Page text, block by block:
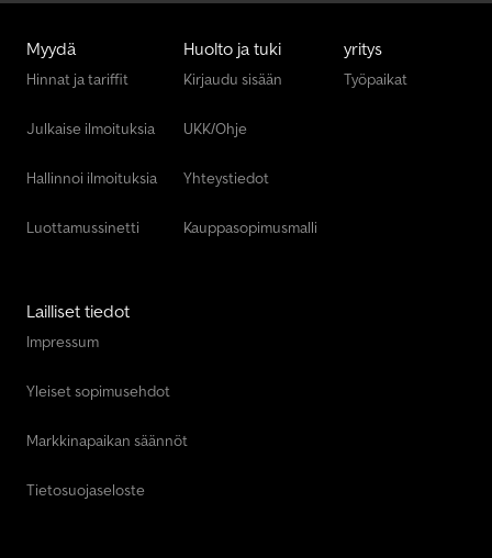
Myydä
Hinnat ja tariffit
Julkaise ilmoituksia
Hallinnoi ilmoituksia
Luottamussinetti
Huolto ja tuki
Kirjaudu sisään
UKK/Ohje
Yhteystiedot
Kauppasopimusmalli
yritys
Työpaikat
Lailliset tiedot
Impressum
Yleiset sopimusehdot
Markkinapaikan säännöt
Tietosuojaseloste